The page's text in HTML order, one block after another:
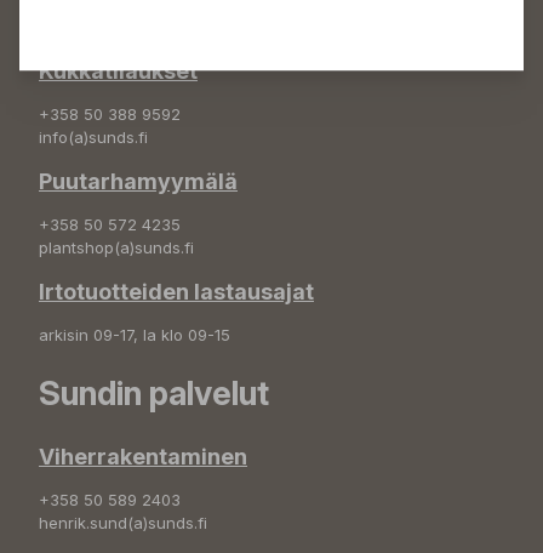
Kukkatilaukset
+358 50 388 9592
info(a)sunds.fi
Puutarhamyymälä
+358 50 572 4235
plantshop(a)sunds.fi
Irtotuotteiden lastausajat
arkisin 09-17, la klo 09-15
Sundin palvelut
Viherrakentaminen
+358 50 589 2403
henrik.sund(a)sunds.fi